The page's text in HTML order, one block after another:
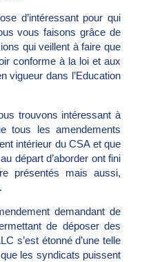
d’intéressant pour qui
vous faisons grâce de
qui veillent à faire que
conforme à la loi et aux
vigueur dans l’Education
trouvons intéressant à
tous les amendements
intérieur du CSA et que
départ d’aborder ont fini
présentés mais aussi,
demandant de
de déposer des
s’est étonné d’une telle
les syndicats puissent